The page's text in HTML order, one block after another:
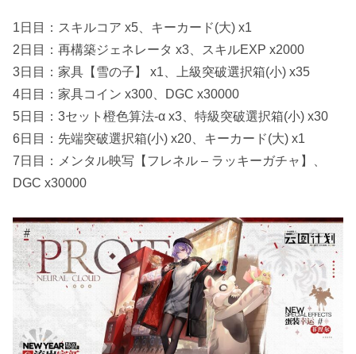
1日目：スキルコア x5、キーカード(大) x1
2日目：再構築ジェネレータ x3、スキルEXP x2000
3日目：家具【雪の子】 x1、上級突破選択箱(小) x35
4日目：家具コイン x300、DGC x30000
5日目：3セット橙色算法-α x3、特級突破選択箱(小) x30
6日目：先端突破選択箱(小) x20、キーカード(大) x1
7日目：メンタル映写【フレネル – ラッキーガチャ】、
DGC x30000